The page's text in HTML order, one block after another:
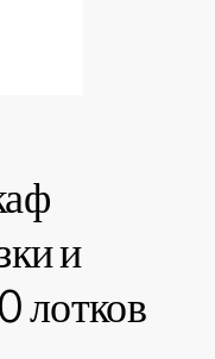
и
лотков